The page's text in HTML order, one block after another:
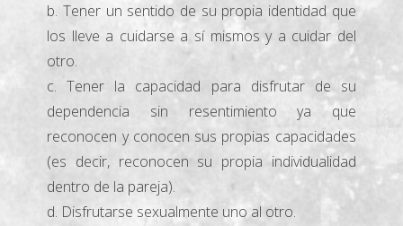
b. Tener un sentido de su propia identidad que
los lleve a cuidarse a sí mismos y a cuidar del
otro.
c. Tener la capacidad para disfrutar de su
dependencia sin resentimiento ya que
reconocen y conocen sus propias capacidades
(es decir, reconocen su propia individualidad
dentro de la pareja).
d. Disfrutarse sexualmente uno al otro.